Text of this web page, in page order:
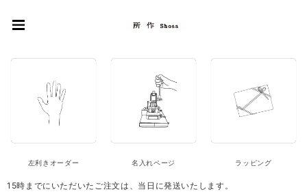
左利きオーダー 名入れページ ラッピング
15時までにいただいたご注文は、当日に発送いたします。